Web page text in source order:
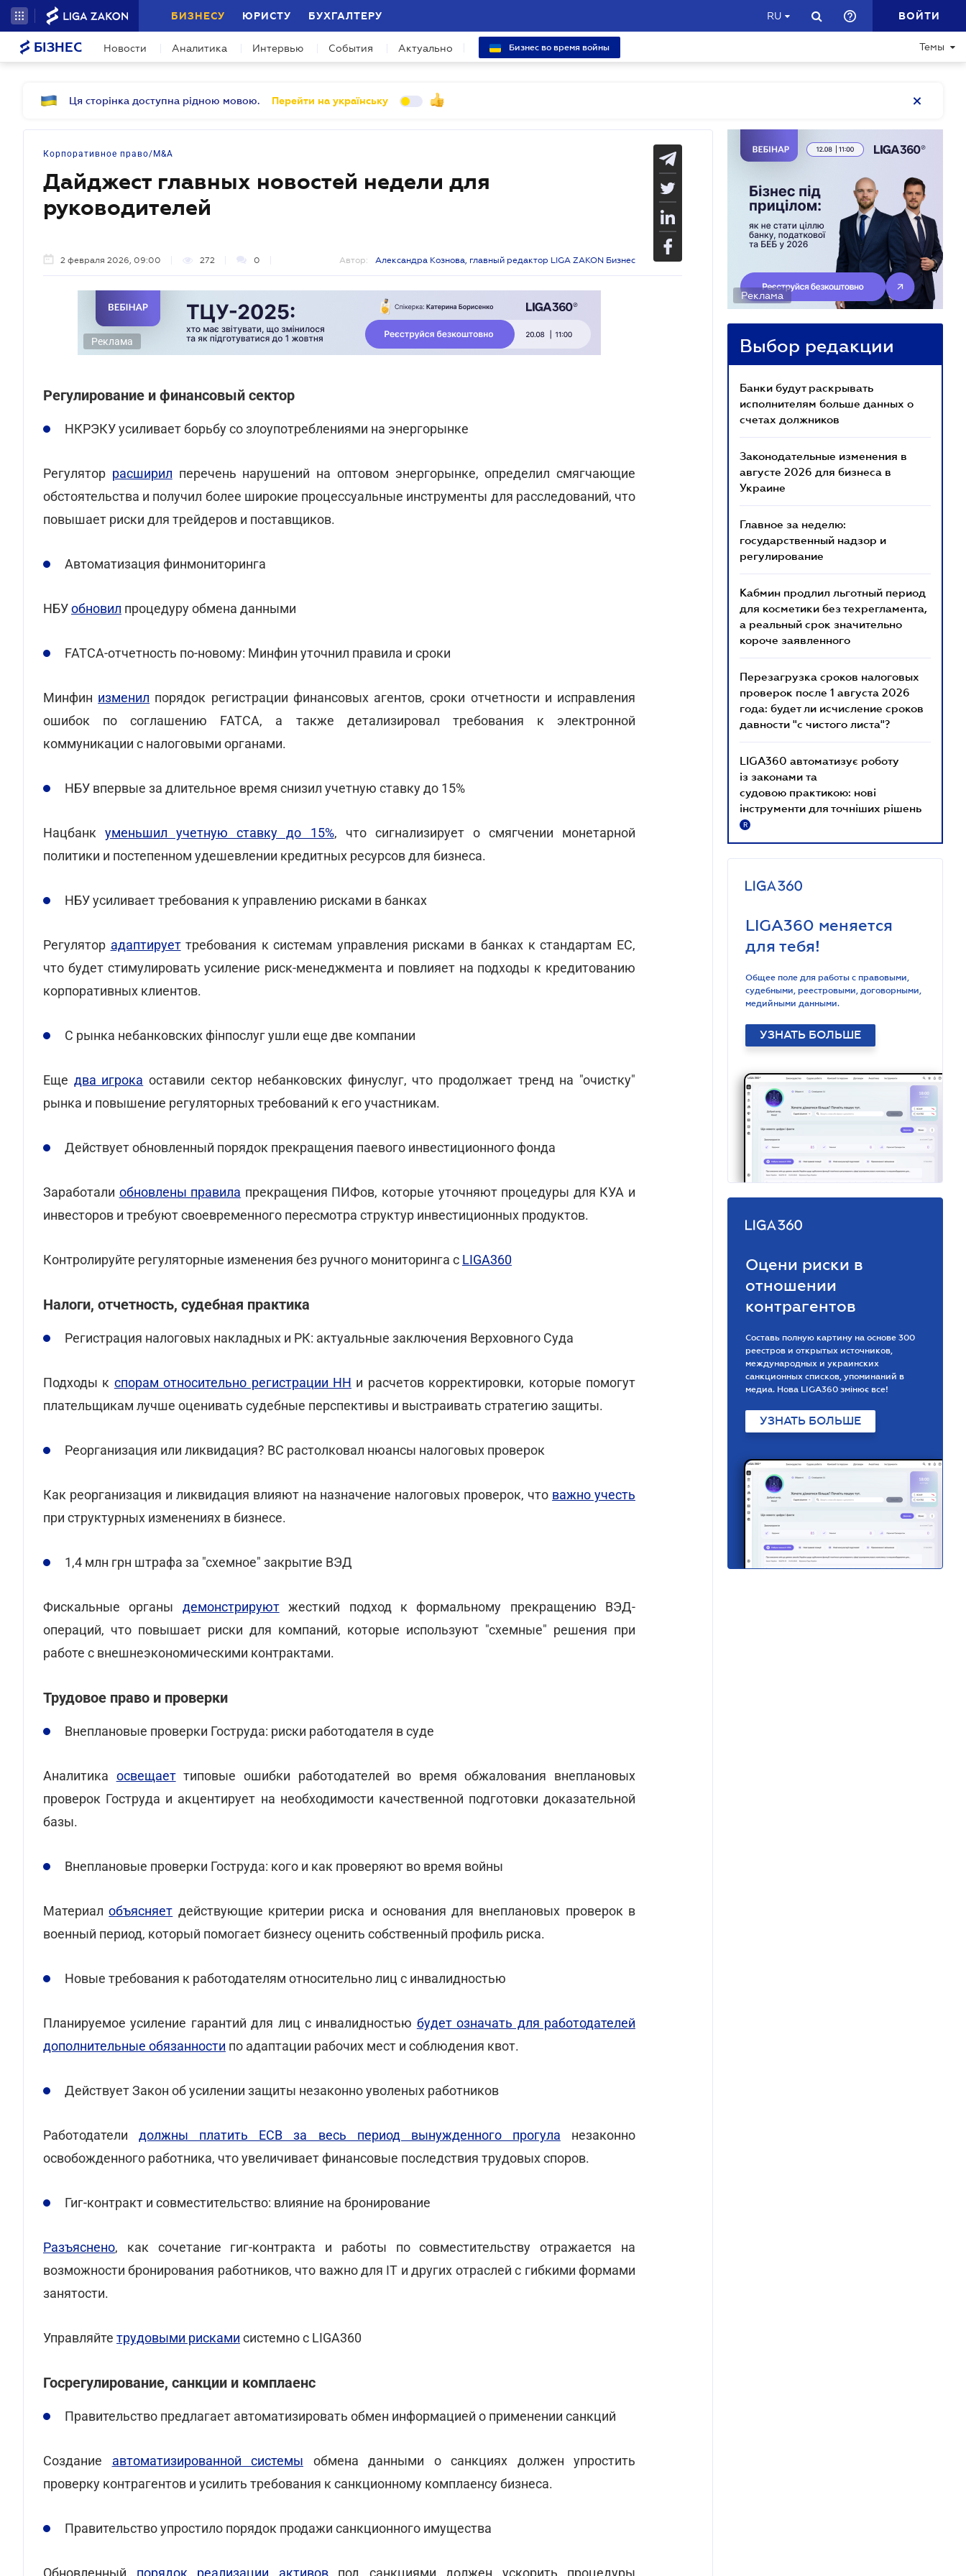
БИЗНЕСУ ЮРИСТУ БУХГАЛТЕРУ RU ВОЙТИ
БІЗНЕС Новости Аналитика Интервью События Актуально Бизнес во время войны Темы
Ця сторінка доступна рідною мовою. Перейти на українську
Корпоративное право/M&A
Дайджест главных новостей недели для
руководителей
2 февраля 2026, 09:00 272 0 Автор: Александра Кознова, главный редактор LIGA ZAKON Бизнес
Реклама
Регулирование и финансовый сектор
НКРЭКУ усиливает борьбу со злоупотреблениями на энергорынке
Регулятор расширил перечень нарушений на оптовом энергорынке, определил смягчающие
обстоятельства и получил более широкие процессуальные инструменты для расследований, что
повышает риски для трейдеров и поставщиков.
Автоматизация финмониторинга
НБУобновил процедуру обмена данными
FATCA-отчетность по-новому: Минфин уточнил правила и сроки
Минфин изменил порядок регистрации финансовых агентов, сроки отчетности и исправления
ошибок по соглашению FATCA, а также детализировал требования к электронной
коммуникации с налоговыми органами.
НБУ впервые за длительное время снизил учетную ставку до 15%
Нацбанкуменьшил учетную ставку до 15%, что сигнализирует о смягчении монетарной
политики и постепенном удешевлении кредитных ресурсов для бизнеса.
НБУ усиливает требования к управлению рисками в банках
Регулятор адаптируеттребования к системам управления рисками в банках к стандартам ЕС,
что будет стимулировать усиление риск-менеджмента и повлияет на подходы к кредитованию
корпоративных клиентов.
С рынка небанковских фінпослуг ушли еще две компании
Еще два игрока оставили сектор небанковских финуслуг, что продолжает тренд на "очистку"
рынка и повышение регуляторных требований к его участникам.
Действует обновленный порядок прекращения паевого инвестиционного фонда
Заработали обновлены правила прекращения ПИФов, которые уточняют процедуры для КУА и
инвесторов и требуют своевременного пересмотра структур инвестиционных продуктов.
Контролируйте регуляторные изменения без ручного мониторинга с LIGA360
Налоги, отчетность, судебная практика
Регистрация налоговых накладных и РК: актуальные заключения Верховного Суда
Подходы к спорам относительно регистрации НН и расчетов корректировки, которые помогут
плательщикам лучше оценивать судебные перспективы и выстраивать стратегию защиты.
Реорганизация или ликвидация? ВС растолковал нюансы налоговых проверок
Как реорганизация и ликвидация влияют на назначение налоговых проверок, что важно учесть
при структурных изменениях в бизнесе.
1,4 млн грн штрафа за "схемное" закрытие ВЭД
Фискальные органы демонстрируютжесткий подход к формальному прекращению ВЭД-
операций, что повышает риски для компаний, которые используют "схемные" решения при
работе с внешнеэкономическими контрактами.
Трудовое право и проверки
Внеплановые проверки Гоструда: риски работодателя в суде
Аналитика освещаеттиповые ошибки работодателей во время обжалования внеплановых
проверок Гоструда и акцентирует на необходимости качественной подготовки доказательной
базы.
Внеплановые проверки Гоструда: кого и как проверяют во время войны
Материалобъясняет действующие критерии риска и основания для внеплановых проверок в
военный период, который помогает бизнесу оценить собственный профиль риска.
Новые требования к работодателям относительно лиц с инвалидностью
Планируемое усиление гарантий для лиц с инвалидностью будет означать для работодателей
дополнительные обязанности по адаптации рабочих мест и соблюдения квот.
Действует Закон об усилении защиты незаконно уволеных работников
Работодателидолжны платить ЕСВ за весь период вынужденного прогула незаконно
освобожденного работника, что увеличивает финансовые последствия трудовых споров.
Гиг-контракт и совместительство: влияние на бронирование
Разъяснено, как сочетание гиг-контракта и работы по совместительству отражается на
возможности бронирования работников, что важно для ІТ и других отраслей с гибкими формами
занятости.
Управляйте трудовыми рисками системно с LIGA360
Госрегулирование, санкции и комплаенс
Правительство предлагает автоматизировать обмен информацией о применении санкций
Создание автоматизированной системы обмена данными о санкциях должен упростить
проверку контрагентов и усилить требования к санкционному комплаенсу бизнеса.
Правительство упростило порядок продажи санкционного имущества
Обновленный порядок реализации активовпод санкциями должен ускорить процедуры
Реклама
Выбор редакции
Банки будут раскрывать
исполнителям больше данных о
счетах должников
Законодательные изменения в
августе 2026 для бизнеса в
Украине
Главное за неделю:
государственный надзор и
регулирование
Кабмин продлил льготный период
для косметики без техрегламента,
а реальный срок значительно
короче заявленного
Перезагрузка сроков налоговых
проверок после 1 августа 2026
года: будет ли исчисление сроков
давности "с чистого листа"?
LIGA360 автоматизує роботу
із законами та
судовою практикою: нові
інструменти для точніших рішень
R
LIGA360 меняется
для тебя!
Общее поле для работы с правовыми,
судебными, реестровыми, договорными,
медийными данными.
УЗНАТЬ БОЛЬШЕ
Оцени риски в
отношении
контрагентов
Составь полную картину на основе 300
реестров и открытых источников,
международных и украинских
санкционных списков, упоминаний в
медиа. Нова LIGA360 змінює все!
УЗНАТЬ БОЛЬШЕ